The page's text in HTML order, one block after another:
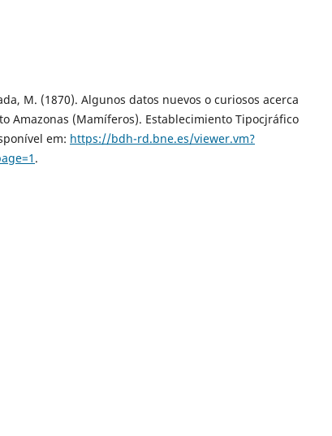
M. (1870). Algunos datos nuevos o curiosos acerca
Amazonas (Mamíferos). Establecimiento Tipocjráfico
em: https://bdh-rd.bne.es/viewer.vm?
.